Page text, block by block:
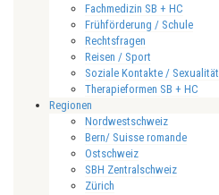
Fachmedizin SB + HC
Frühförderung / Schule
Rechtsfragen
Reisen / Sport
Soziale Kontakte / Sexualität
Therapieformen SB + HC
Regionen
Nordwestschweiz
Bern/ Suisse romande
Ostschweiz
SBH Zentralschweiz
Zürich